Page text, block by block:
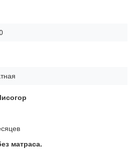
матраса.